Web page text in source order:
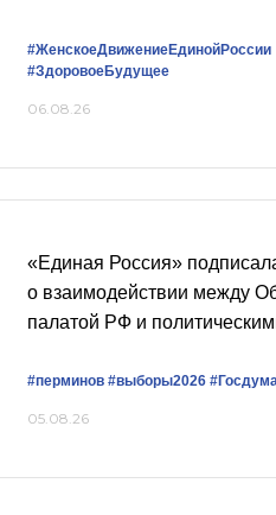
#ЖенскоеДвижениеЕдинойРоссии
#ЗдоровоеБудущее
06.08.26
«Единая Россия»
о взаимодействии между
палатой РФ и
#перминов #выборы2026
05.08.26